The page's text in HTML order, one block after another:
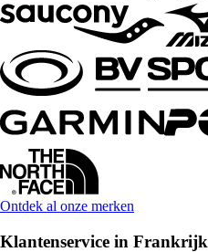
Ontdek al onze merken
Klantenservice in Frankrijk